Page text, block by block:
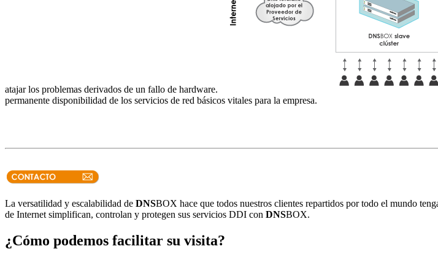
atajar los problemas derivados de un fallo de hardware.
permanente disponibilidad de los servicios de red básicos vitales para la empresa.
La versatilidad y escalabilidad de DNSBOX hace que todos nuestros clientes repartidos por todo el mundo
de Internet simplifican, controlan y protegen sus servicios DDI con DNSBOX.
¿Cómo podemos facilitar su visita?